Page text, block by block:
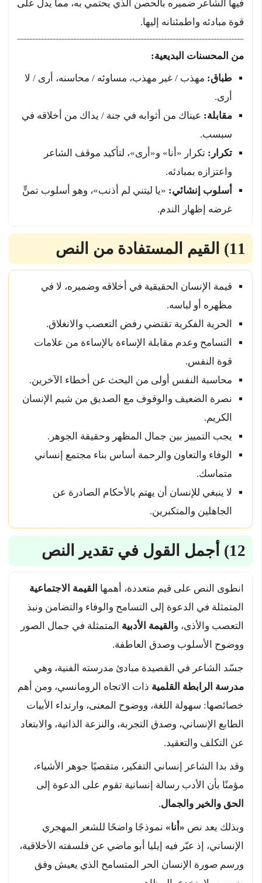
فيها الشاعر ضميره بالحصن الذي يحتمي به، مما يدل على
قوة مبادئه واطمئنانه إليها.
من المحسنات البديعية:
طباق: مهذب / غير مهذب، مساوئه / محاسنه، أرى / لا
أرى.
مقابلة: عيناك من أثوابه في جنة / يداك من أخلاقه في
سبسب.
تكرار: تكرار «أنا» و«أرى»، لتأكيد موقف الشاعر
واعتزازه بمبادئه.
أسلوب إنشائي: «يا ليتني لم أذنب»، وهو أسلوب تمنٍّ
غرضه إظهار الندم.
11) القيم المستفادة من النص
قيمة الإنسان الحقيقية في أخلاقه وضميره، لا في
مظهره أو لباسه.
الحرية الفكرية تقتضي رفض التعصب والانغلاق.
التسامح وعدم مقابلة الإساءة بالإساءة من علامات
قوة النفس.
محاسبة النفس أولى من البحث عن أخطاء الآخرين.
نصرة الضعيف والوقوف مع الصديق من شيم الإنسان
الكريم.
يجب التمييز بين جمال المظهر وحقيقة الجوهر.
الوفاء والتعاون والرحمة أساس بناء مجتمع إنساني
متماسك.
لا ينبغي للإنسان أن يهتم بالأحكام الصادرة عن
الجاهلين والمتكبرين.
12) أجمل القول في تقدير النص
انطوى النص على قيم متعددة، أهمها القيمة الاجتماعية
المتمثلة في الدعوة إلى التسامح والوفاء والتضامن ونبذ
التعصب والأذى، و القيمة الأدبية المتمثلة في جمال الصور
ووضوح الأسلوب وصدق العاطفة.
جسّد الشاعر في القصيدة مبادئ مدرسته الفنية، وهي
مدرسة الرابطة القلمية ذات الاتجاه الرومانسي، ومن أهم
خصائصها: سهولة اللغة، ووضوح المعنى، وارتداء الأبيات
الطابع الإنساني، وصدق التجربة، والنزعة الذاتية، والابتعاد
عن التكلف والتعقيد.
وقد بدا الشاعر إنساني التفكير، متقصيًا جوهر الأشياء،
مؤمنًا بأن الأدب رسالة إنسانية تقوم على الدعوة إلى
الحق والخير والجمال.
وبذلك يعد نص «أنا» نموذجًا واضحًا للشعر المهجري
الإنساني، إذ عبّر فيه إيليا أبو ماضي عن فلسفته الأخلاقية،
ورسم صورة الإنسان الحر المتسامح الذي يعيش وفق